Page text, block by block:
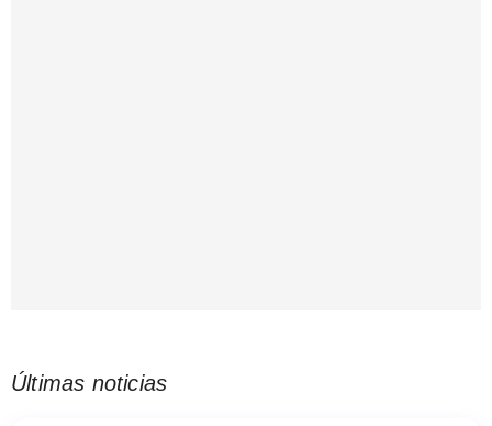
Últimas noticias